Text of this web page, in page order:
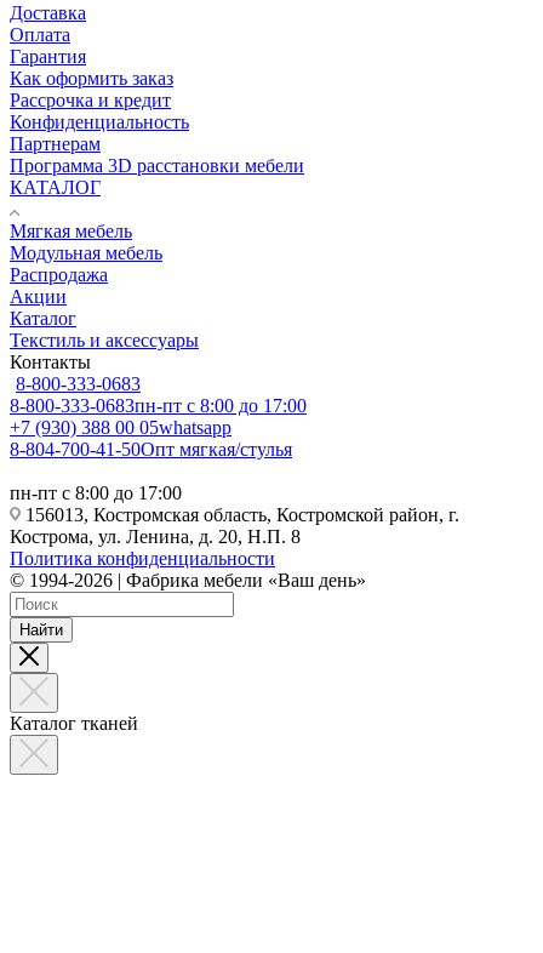
Доставка
Оплата
Гарантия
Как оформить заказ
Рассрочка и кредит
Конфиденциальность
Партнерам
Программа 3D расстановки мебели
КАТАЛОГ
Мягкая мебель
Модульная мебель
Распродажа
Акции
Каталог
Текстиль и аксессуары
Контакты
8-800-333-0683
8-800-333-0683пн-пт с 8:00 до 17:00
+7 (930) 388 00 05whatsapp
8-804-700-41-50Опт мягкая/стулья
пн-пт с 8:00 до 17:00
156013, Костромская область, Костромской район, г.
Кострома, ул. Ленина, д. 20, Н.П. 8
Политика конфиденциальности
© 1994-2026 | Фабрика мебели «Ваш день»
Найти
Каталог тканей